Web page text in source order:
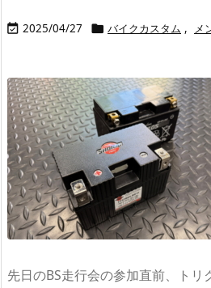
 2025/04/27  バイクカスタム , メ
先日のBS走行会の参加直前、トリ